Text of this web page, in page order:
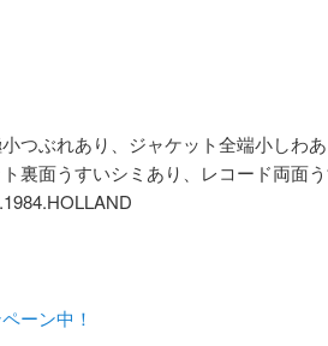
つぶれあり、ジャケット全端小しわ
裏面うすいシミあり、レコード両面
ーン中！